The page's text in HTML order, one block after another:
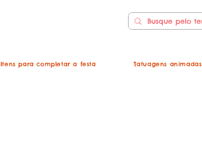
Itens para completar a festa Tatuagens animadas